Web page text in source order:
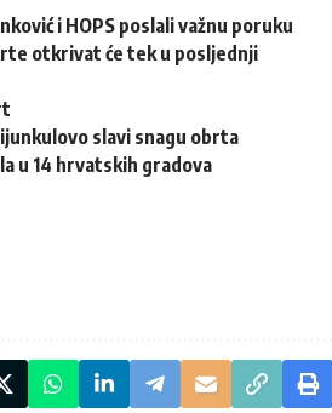
i HOPS poslali važnu poruku
otkrivat će tek u posljednji
slavi snagu obrta
u 14 hrvatskih gradova